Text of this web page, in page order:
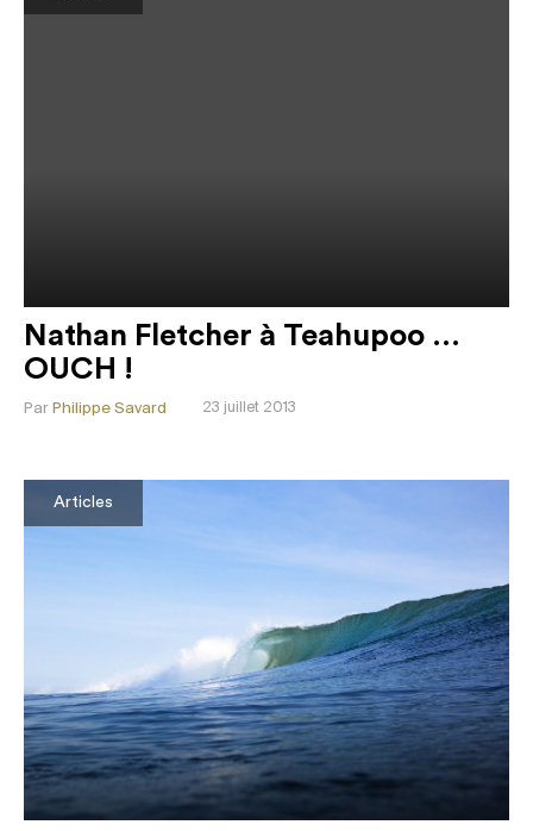
Nathan Fletcher à Teahupoo …
OUCH !
23 juillet 2013
Par Philippe Savard
Articles